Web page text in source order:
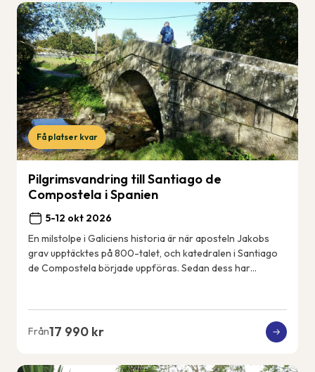
Få platser kvar
Pilgrimsvandring till Santiago de
Compostela i Spanien
5-12 okt 2026
En milstolpe i Galiciens historia är när aposteln Jakobs
grav upptäcktes på 800-talet, och katedralen i Santiago
de Compostela började uppföras. Sedan dess har
Från17 990 kr